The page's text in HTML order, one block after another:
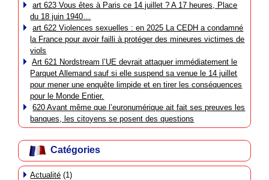
art 623 Vous êtes à Paris ce 14 juillet ? A 17 heures, Place
du 18 juin 1940…
art 622 Violences sexuelles : en 2025 La CEDH a condamné
la France pour avoir failli à protéger des mineures victimes de
viols
Art 621 Nordstream l’UE devrait attaquer immédiatement le
Parquet Allemand sauf si elle suspend sa venue le 14 juillet
pour mener une enquête limpide et en tirer les conséquences
pour le Monde Entier.
620 Avant même que l’euronumérique ait fait ses preuves les
banques, les citoyens se posent des questions
Catégories
Actualité (1)